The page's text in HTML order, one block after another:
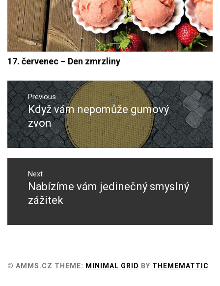
17. červenec – Den zmrzliny
Navigace
pro
příspěvek
Previous
Previous
post:
Když vám nepomůže gumový
zvon
Next
Next
post:
Nabízíme vám jedinečný smyslný
zážitek
© AMMS.CZ THEME: MINIMAL GRID BY THEMEMATTIC